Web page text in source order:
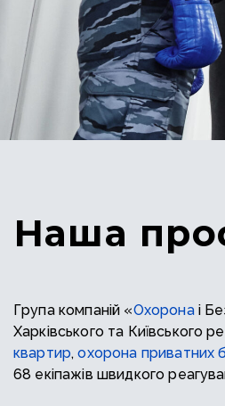
Наша
Група компаній «Охоронаі
Харківського та Київського
квартир,охорона приватних
68 екіпажів швидкого